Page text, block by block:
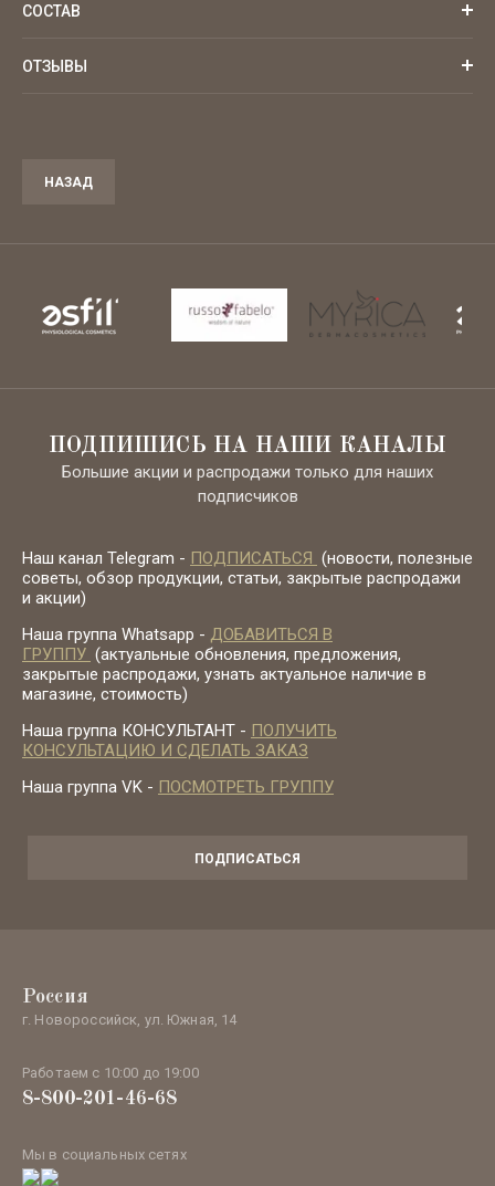
СОСТАВ
ОТЗЫВЫ
НАЗАД
ПОДПИШИСЬ НА НАШИ КАНАЛЫ
Большие акции и распродажи только для наших
подписчиков
Наш канал Telegram - ПОДПИСАТЬСЯ (новости, полезные
советы, обзор продукции, статьи, закрытые распродажи
и акции)
Наша группа Whatsapp - ДОБАВИТЬСЯ В
ГРУППУ (актуальные обновления, предложения,
закрытые распродажи, узнать актуальное наличие в
магазине, стоимость)
Наша группа КОНСУЛЬТАНТ - ПОЛУЧИТЬ
КОНСУЛЬТАЦИЮ И СДЕЛАТЬ ЗАКАЗ
Наша группа VK - ПОСМОТРЕТЬ ГРУППУ
ПОДПИСАТЬСЯ
Россия
г. Новороссийск, ул. Южная, 14
Работаем с 10:00 до 19:00
8-800-201-46-68
Мы в социальных сетях